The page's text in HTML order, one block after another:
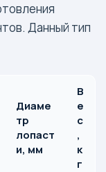
Данный тип
Диаме
тр
лопаст
и, мм
В
е
с
,
к
г